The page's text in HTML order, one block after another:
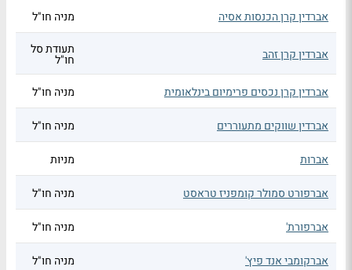
אברדין קרן הכנסות אסיה מניה חו"ל
אברדין קרן זהב תעודת סל
חו"ל
אברדין קרן נכסים פרימיום בינלאומית
מניה חו"ל
אברדין שווקים מתעוררים מניה חו"ל
אברות מניות
אברפורט סמולר קומפניז טראסט מניה חו"ל
אברפורת' מניה חו"ל
אברקומבי אנד פיץ' מניה חו"ל